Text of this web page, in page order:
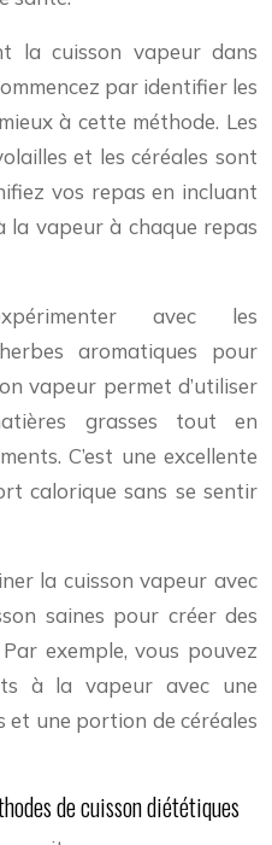
la cuisson vapeur dans
par identifier les
à cette méthode. Les
et les céréales sont
vos repas en incluant
la vapeur à chaque repas
avec les
aromatiques pour
vapeur permet d’utiliser
grasses tout en
C’est une excellente
calorique sans se sentir
la cuisson vapeur avec
saines pour créer des
exemple, vous pouvez
à la vapeur avec une
et une portion de céréales
de cuisson diététiques